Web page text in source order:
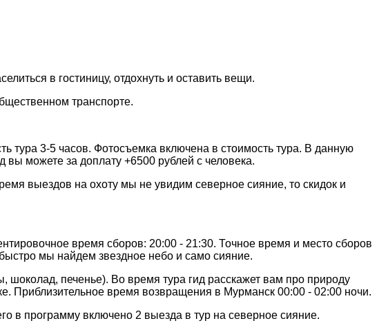
в гостиницу, отдохнуть и оставить вещи.
транспорте.
тура 3-5 часов. Фотосъемка включена в стоимость тура. В данную
можете за доплату +6500 рублей с человека.
выездов на охоту мы не увидим северное сияние, то скидок и
время сборов: 20:00 - 21:30. Точное время и место сборов
мы найдем звездное небо и само сияние.
шоколад, печенье). Во время тура гид расскажет вам про природу
Приблизительное время возвращения в Мурманск 00:00 - 02:00 ночи.
в программу включено 2 выезда в тур на северное сияние.